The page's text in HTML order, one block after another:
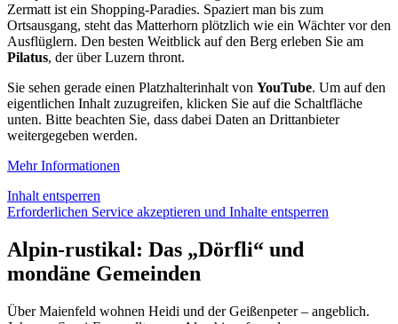
Zermatt ist ein Shopping-Paradies. Spaziert man bis zum
Ortsausgang, steht das Matterhorn plötzlich wie ein Wächter vor den
Ausflüglern. Den besten Weitblick auf den Berg erleben Sie am
Pilatus, der über Luzern thront.
Sie sehen gerade einen Platzhalterinhalt von YouTube. Um auf den
eigentlichen Inhalt zuzugreifen, klicken Sie auf die Schaltfläche
unten. Bitte beachten Sie, dass dabei Daten an Drittanbieter
weitergegeben werden.
Mehr Informationen
Inhalt entsperren
Erforderlichen Service akzeptieren und Inhalte entsperren
Alpin-rustikal: Das „Dörfli“ und
mondäne Gemeinden
Über Maienfeld wohnen Heidi und der Geißenpeter – angeblich.